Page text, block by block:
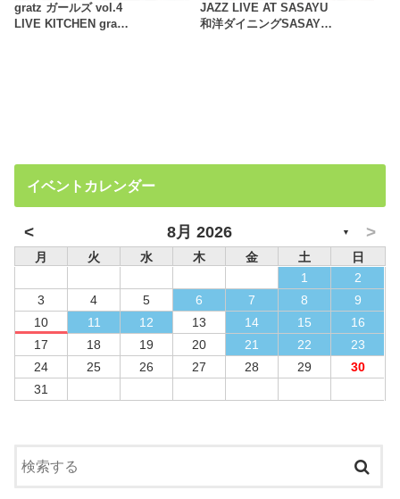
gratz ガールズ vol.4
LIVE KITCHEN gra…
JAZZ LIVE AT SASAYU
和洋ダイニングSASAY…
イベントカレンダー
< 8月 2026 ▼ >
月 火 水 木 金 土
日
1
2
3
4 5 6 7 8
9
10
11 12 13 14 15
16
17
18 19 20 21 22
23
24
25 26 27 28 29
30
31